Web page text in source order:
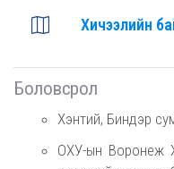
Хичээлийн
Боловсрол
Хэнтий, Биндэр
ОХУ-ын Воронеж